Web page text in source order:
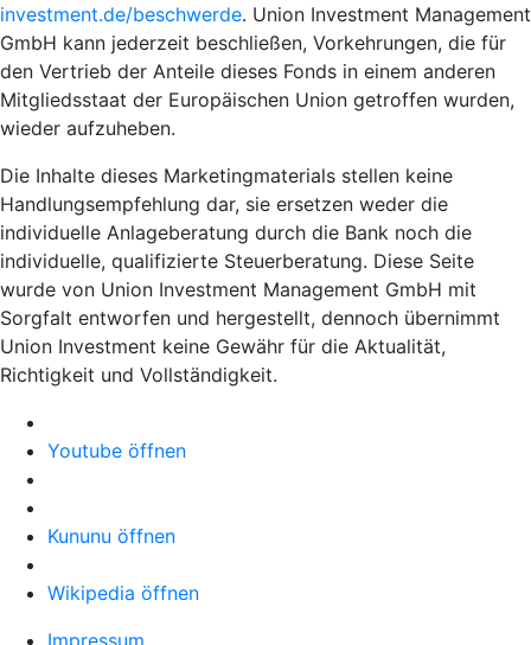
investment.de/beschwerde. Union Investment Management
GmbH kann jederzeit beschließen, Vorkehrungen, die für
den Vertrieb der Anteile dieses Fonds in einem anderen
Mitgliedsstaat der Europäischen Union getroffen wurden,
wieder aufzuheben.
Die Inhalte dieses Marketingmaterials stellen keine
Handlungsempfehlung dar, sie ersetzen weder die
individuelle Anlageberatung durch die Bank noch die
individuelle, qualifizierte Steuerberatung. Diese Seite
wurde von Union Investment Management GmbH mit
Sorgfalt entworfen und hergestellt, dennoch übernimmt
Union Investment keine Gewähr für die Aktualität,
Richtigkeit und Vollständigkeit.
Youtube öffnen
Kununu öffnen
Wikipedia öffnen
Impressum